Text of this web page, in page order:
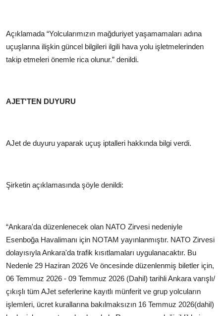
Açıklamada “Yolcularımızın mağduriyet yaşamamaları adına
uçuşlarına ilişkin güncel bilgileri ilgili hava yolu işletmelerinden
takip etmeleri önemle rica olunur.” denildi.
AJET'TEN DUYURU
AJet de duyuru yaparak uçuş iptalleri hakkında bilgi verdi.
Şirketin açıklamasında şöyle denildi:
“Ankara'da düzenlenecek olan NATO Zirvesi nedeniyle
Esenboğa Havalimanı için NOTAM yayınlanmıştır. NATO Zirvesi
dolayısıyla Ankara'da trafik kısıtlamaları uygulanacaktır. Bu
Nedenle 29 Haziran 2026 Ve öncesinde düzenlenmiş biletler için,
06 Temmuz 2026 - 09 Temmuz 2026 (Dahil) tarihli Ankara varışlı/
çıkışlı tüm AJet seferlerine kayıtlı münferit ve grup yolcuların
işlemleri, ücret kurallarına bakılmaksızın 16 Temmuz 2026(dahil)